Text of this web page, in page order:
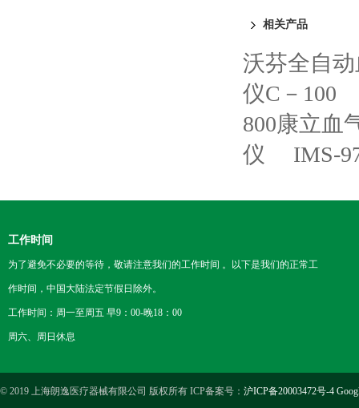
相关产品
沃芬全自动
仪C－100
800康立血
仪
IMS-
工作时间
为了避免不必要的等待，敬请注意我们的工作时间 。以下是我们的正常工
作时间，中国大陆法定节假日除外。
工作时间：周一至周五 早9：00-晚18：00
周六、周日休息
© 2019 上海朗逸医疗器械有限公司 版权所有 ICP备案号： 沪ICP备20003472号-4